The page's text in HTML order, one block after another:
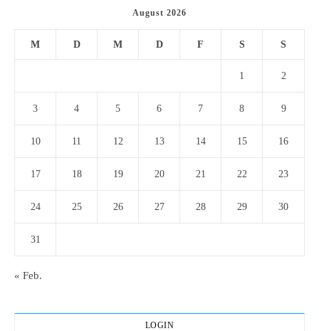
August 2026
M D M D F S S
1 2
3 4 5 6 7 8 9
10 11 12 13 14 15 16
17 18 19 20 21 22 23
24 25 26 27 28 29 30
31
« Feb.
LOGIN